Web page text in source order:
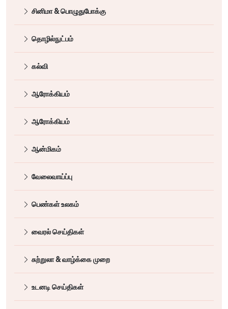
சினிமா & பொழுதுபோக்கு
தொழில்நுட்பம்
கல்வி
ஆரோக்கியம்
ஆரோக்கியம்
ஆன்மிகம்
வேலைவாய்ப்பு
பெண்கள் உலகம்
வைரல் செய்திகள்
சுற்றுலா & வாழ்க்கை முறை
உடனடி செய்திகள்